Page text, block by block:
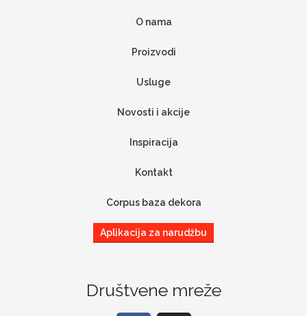
O nama
Proizvodi
Usluge
Novosti i akcije
Inspiracija
Kontakt
Corpus baza dekora
Aplikacija za narudžbu
Društvene mreže